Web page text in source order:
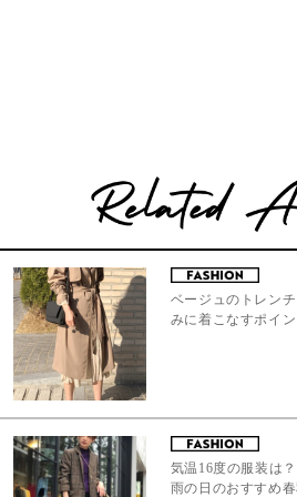
ベージュのトレン
みに着こなすポイン
気温16度の服装は
雨の日のおすすめ